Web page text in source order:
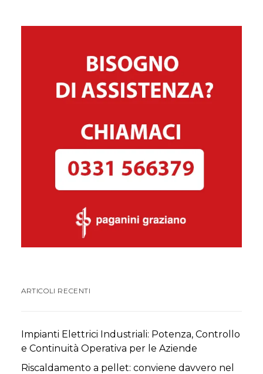
ARTICOLI RECENTI
Impianti Elettrici Industriali: Potenza, Controllo
e Continuità Operativa per le Aziende
Riscaldamento a pellet: conviene davvero nel